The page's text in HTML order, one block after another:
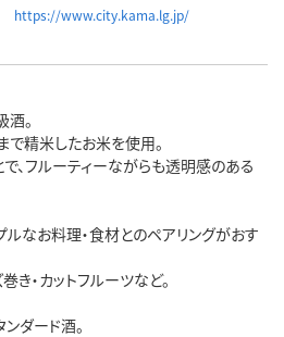
https://www.city.kama.lg.jp/
。
精米したお米を使用。
、フルーティーながらも透明感のある
なお料理・食材とのペアリングがおす
き・カットフルーツなど。
ダード酒。